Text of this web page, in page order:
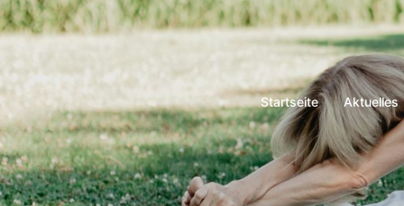
Zum
Inhalt
Startseite Aktuelles